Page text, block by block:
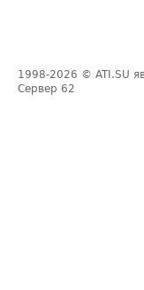
1998-2026 © ATI.SU
Сервер 62